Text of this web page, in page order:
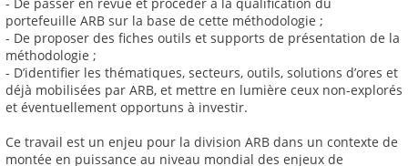
portefeuille ARB sur la base de cette méthodologie ;
- De proposer des fiches outils et supports de présentation de la
méthodologie ;
- D’identifier les thématiques, secteurs, outils, solutions d’ores et
déjà mobilisées par ARB, et mettre en lumière ceux non-explorés
et éventuellement opportuns à investir.
Ce travail est un enjeu pour la division ARB dans un contexte de
montée en puissance au niveau mondial des enjeux de